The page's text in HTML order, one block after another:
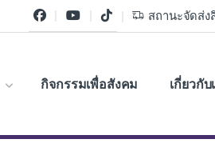
สถานะจัดส่ง
กิจกรรมเพื่อสังคม เกี่ยวกับ